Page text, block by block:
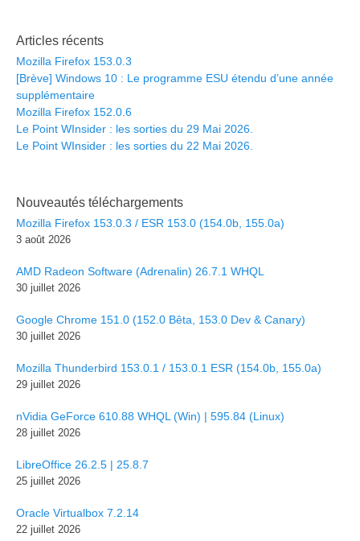
Articles récents
Mozilla Firefox 153.0.3
[Brève] Windows 10 : Le programme ESU étendu d’une année
supplémentaire
Mozilla Firefox 152.0.6
Le Point WInsider : les sorties du 29 Mai 2026.
Le Point WInsider : les sorties du 22 Mai 2026.
Nouveautés téléchargements
Mozilla Firefox 153.0.3 / ESR 153.0 (154.0b, 155.0a)
3 août 2026
AMD Radeon Software (Adrenalin) 26.7.1 WHQL
30 juillet 2026
Google Chrome 151.0 (152.0 Bêta, 153.0 Dev & Canary)
30 juillet 2026
Mozilla Thunderbird 153.0.1 / 153.0.1 ESR (154.0b, 155.0a)
29 juillet 2026
nVidia GeForce 610.88 WHQL (Win) | 595.84 (Linux)
28 juillet 2026
LibreOffice 26.2.5 | 25.8.7
25 juillet 2026
Oracle Virtualbox 7.2.14
22 juillet 2026